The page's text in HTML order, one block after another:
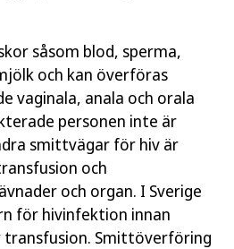
såsom blod, sperma,
och kan överföras
vaginala, anala och orala
personen inte är
smittvägar för hiv är
och
och organ. I Sverige
för hivinfektion innan
Smittöverföring